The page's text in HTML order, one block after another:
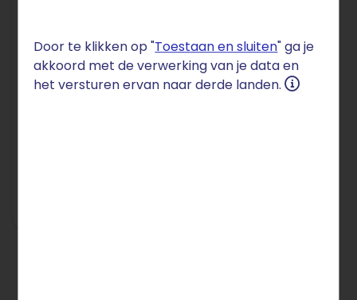
Door te klikken op "Toestaan en sluiten" ga je
akkoord met de verwerking van je data en
het versturen ervan naar derde landen.
€ 48
per jaar